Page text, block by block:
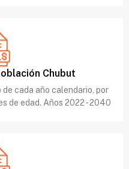
Chubut
cada año calendario, por
de edad. Años 2022 - 2040